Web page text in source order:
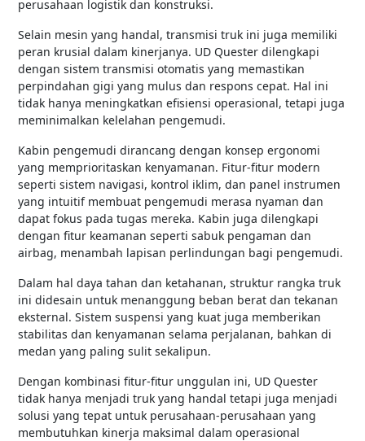
perusahaan logistik dan konstruksi.
Selain mesin yang handal, transmisi truk ini juga memiliki
peran krusial dalam kinerjanya. UD Quester dilengkapi
dengan sistem transmisi otomatis yang memastikan
perpindahan gigi yang mulus dan respons cepat. Hal ini
tidak hanya meningkatkan efisiensi operasional, tetapi juga
meminimalkan kelelahan pengemudi.
Kabin pengemudi dirancang dengan konsep ergonomi
yang memprioritaskan kenyamanan. Fitur-fitur modern
seperti sistem navigasi, kontrol iklim, dan panel instrumen
yang intuitif membuat pengemudi merasa nyaman dan
dapat fokus pada tugas mereka. Kabin juga dilengkapi
dengan fitur keamanan seperti sabuk pengaman dan
airbag, menambah lapisan perlindungan bagi pengemudi.
Dalam hal daya tahan dan ketahanan, struktur rangka truk
ini didesain untuk menanggung beban berat dan tekanan
eksternal. Sistem suspensi yang kuat juga memberikan
stabilitas dan kenyamanan selama perjalanan, bahkan di
medan yang paling sulit sekalipun.
Dengan kombinasi fitur-fitur unggulan ini, UD Quester
tidak hanya menjadi truk yang handal tetapi juga menjadi
solusi yang tepat untuk perusahaan-perusahaan yang
membutuhkan kinerja maksimal dalam operasional